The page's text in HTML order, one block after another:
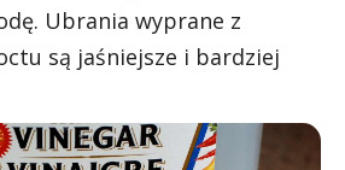
Ubrania wyprane z
są jaśniejsze i bardziej